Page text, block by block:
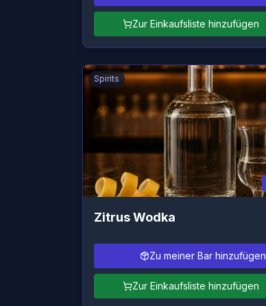
Zur Einkaufsliste hinzufügen
Spirits
Zitrus Wodka
Zu meiner Bar hinzufügen
Zur Einkaufsliste hinzufügen